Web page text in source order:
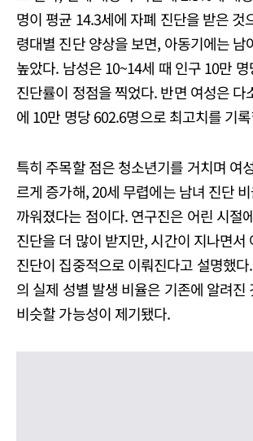
명이 평균 14.3세에 자폐 진단을 받은 것
령대별 진단 양상을 보면, 아동기에는 남
높았다. 남성은 10~14세 때 인구 10만
진단률이 정점을 찍었다. 반면 여성은 다
에 10만 명당 602.6명으로 최고치를 기
특히 주목할 점은 청소년기를 거치며 여
르게 증가해, 20세 무렵에는 남녀 진단
까워졌다는 점이다. 연구진은 어린 시절
진단을 더 많이 받지만, 시간이 지나면서
진단이 집중적으로 이뤄진다고 설명했
의 실제 성별 발생 비율은 기존에 알려진
비슷할 가능성이 제기됐다.